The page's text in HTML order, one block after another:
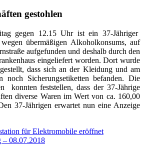
gestohlen
gegen 12.15 Uhr ist ein 37-Jähriger
übermäßigen Alkoholkonsums, auf
aufgefunden und deshalb durch den
eingeliefert worden. Dort wurde
dass sich an der Kleidung und am
noch Sicherungsetiketten befanden. Die
konnten feststellen, dass der 37-Jährige
diverse Waren im Wert von ca. 160,00
37-Jährigen erwartet nun eine Anzeige
für Elektromobile eröffnet
– 08.07.2018